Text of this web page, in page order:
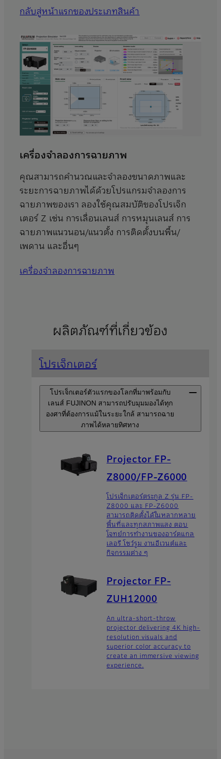
กลับสู่หน้าแรกของประเภทสินค้า
เครื่องจำลองการฉายภาพ
คุณสามารถคำนวณและจำลองขนาดภาพและ
ระยะการฉายภาพได้ด้วยโปรแกรมจำลองการ
ฉายภาพของเรา ลองใช้คุณสมบัติของโปรเจ็ก
เตอร์ Z เช่น การเลื่อนเลนส์ การหมุนเลนส์ การ
ฉายภาพแนวนอน/แนวตั้ง การติดตั้งบนพื้น/
เพดาน และอื่นๆ
เครื่องจำลองการฉายภาพ
ผลิตภัณฑ์ที่เกี่ยวข้อง
โปรเจ็กเตอร์
โปรเจ็กเตอร์ตัวแรกของโลกที่มาพร้อมกับ
เลนส์ FUJINON สามารถปรับมุมมองได้ทุก
องศาที่ต้องการแม้ในระยะใกล้ สามารถฉาย
ภาพได้หลายทิศทาง
Projector FP-
Z8000/FP-Z6000
โปรเจ็กเตอร์ตระกูล Z รุ่น FP-
Z8000 และ FP-Z6000
สามารถติดตั้งได้ในหลากหลาย
พื้นที่และทุกสภาพแสง ตอบ
โจทย์การทำงานของอาร์ตแกล
เลอรี โชว์รูม งานอีเวนต์และ
กิจกรรมต่าง ๆ
Projector FP-
ZUH12000
An ultra-short-throw
projector delivering 4K high-
resolution visuals and
superior color accuracy to
create an immersive viewing
experience.